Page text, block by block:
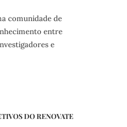
comunidade de
entre
e
DO RENOVATE